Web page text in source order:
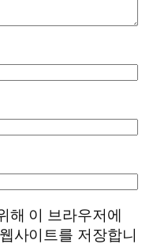
해 이 브라우저에
사이트를 저장합니